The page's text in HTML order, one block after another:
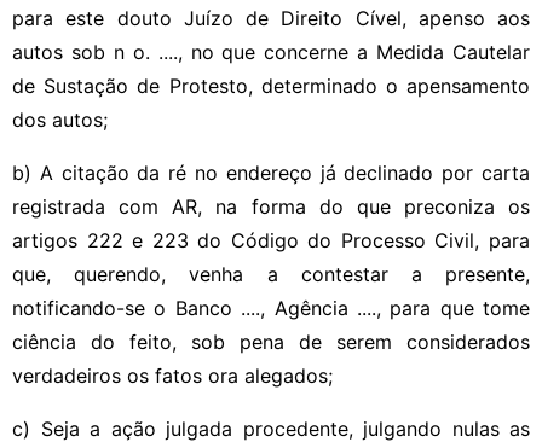
para este douto Juízo de Direito Cível, apenso aos
autos sob n o. ...., no que concerne a Medida Cautelar
de Sustação de Protesto, determinado o apensamento
dos autos;
b) A citação da ré no endereço já declinado por carta
registrada com AR, na forma do que preconiza os
artigos 222 e 223 do Código do Processo Civil, para
que, querendo, venha a contestar a presente,
notificando-se o Banco ...., Agência ...., para que tome
ciência do feito, sob pena de serem considerados
verdadeiros os fatos ora alegados;
c) Seja a ação julgada procedente, julgando nulas as